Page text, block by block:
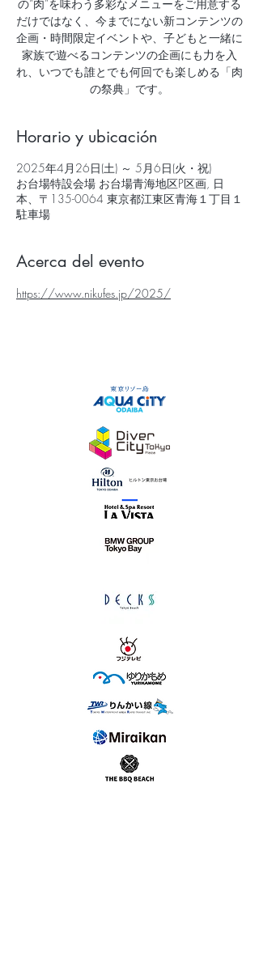
の“肉”を味わう多彩なメニューをご用意する
だけではなく、今までにない新コンテンツの
企画・時間限定イベントや、子どもと一緒に
家族で遊べるコンテンツの企画にも力を入
れ、いつでも誰とでも何回でも楽しめる「肉
の祭典」です。
Horario y ubicación
2025年4月26日(土) ～ 5月6日(火・祝)
お台場特設会場 お台場青海地区P区画, 日
本、〒135-0064 東京都江東区青海１丁目１
駐車場
Acerca del evento
https://www.nikufes.jp/2025/